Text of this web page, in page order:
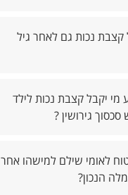
קצבת נכות גם לאחר גיל
מי יקבל קצבת נכות לילד
גירושין ?
לאומי שילם למישהו אחר
הנכון?